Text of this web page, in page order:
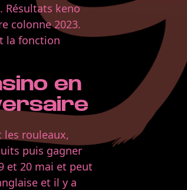
Résultats keno
colonne 2023.
la fonction
en
les rouleaux,
puis gagner
et 20 mai et peut
et il y a